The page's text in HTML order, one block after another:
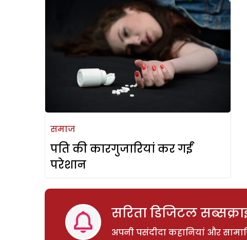
समाज
पति की कारगुजारियां कर गईं
परेशान
सरिता डिजिटल
अपनी पसंदीदा कहानियां और